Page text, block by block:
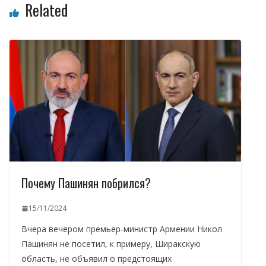
Related
Почему Пашинян побрился?
15/11/2024
Вчера вечером премьер-министр Армении Никол
Пашинян не посетил, к примеру, Ширакскую
область, не объявил о предстоящих